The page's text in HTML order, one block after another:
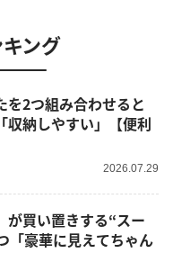
ング
を2つ組み合わせると
収納しやすい」【便利
2026.07.29
が買い置きする“スー
「豪華に見えてちゃん